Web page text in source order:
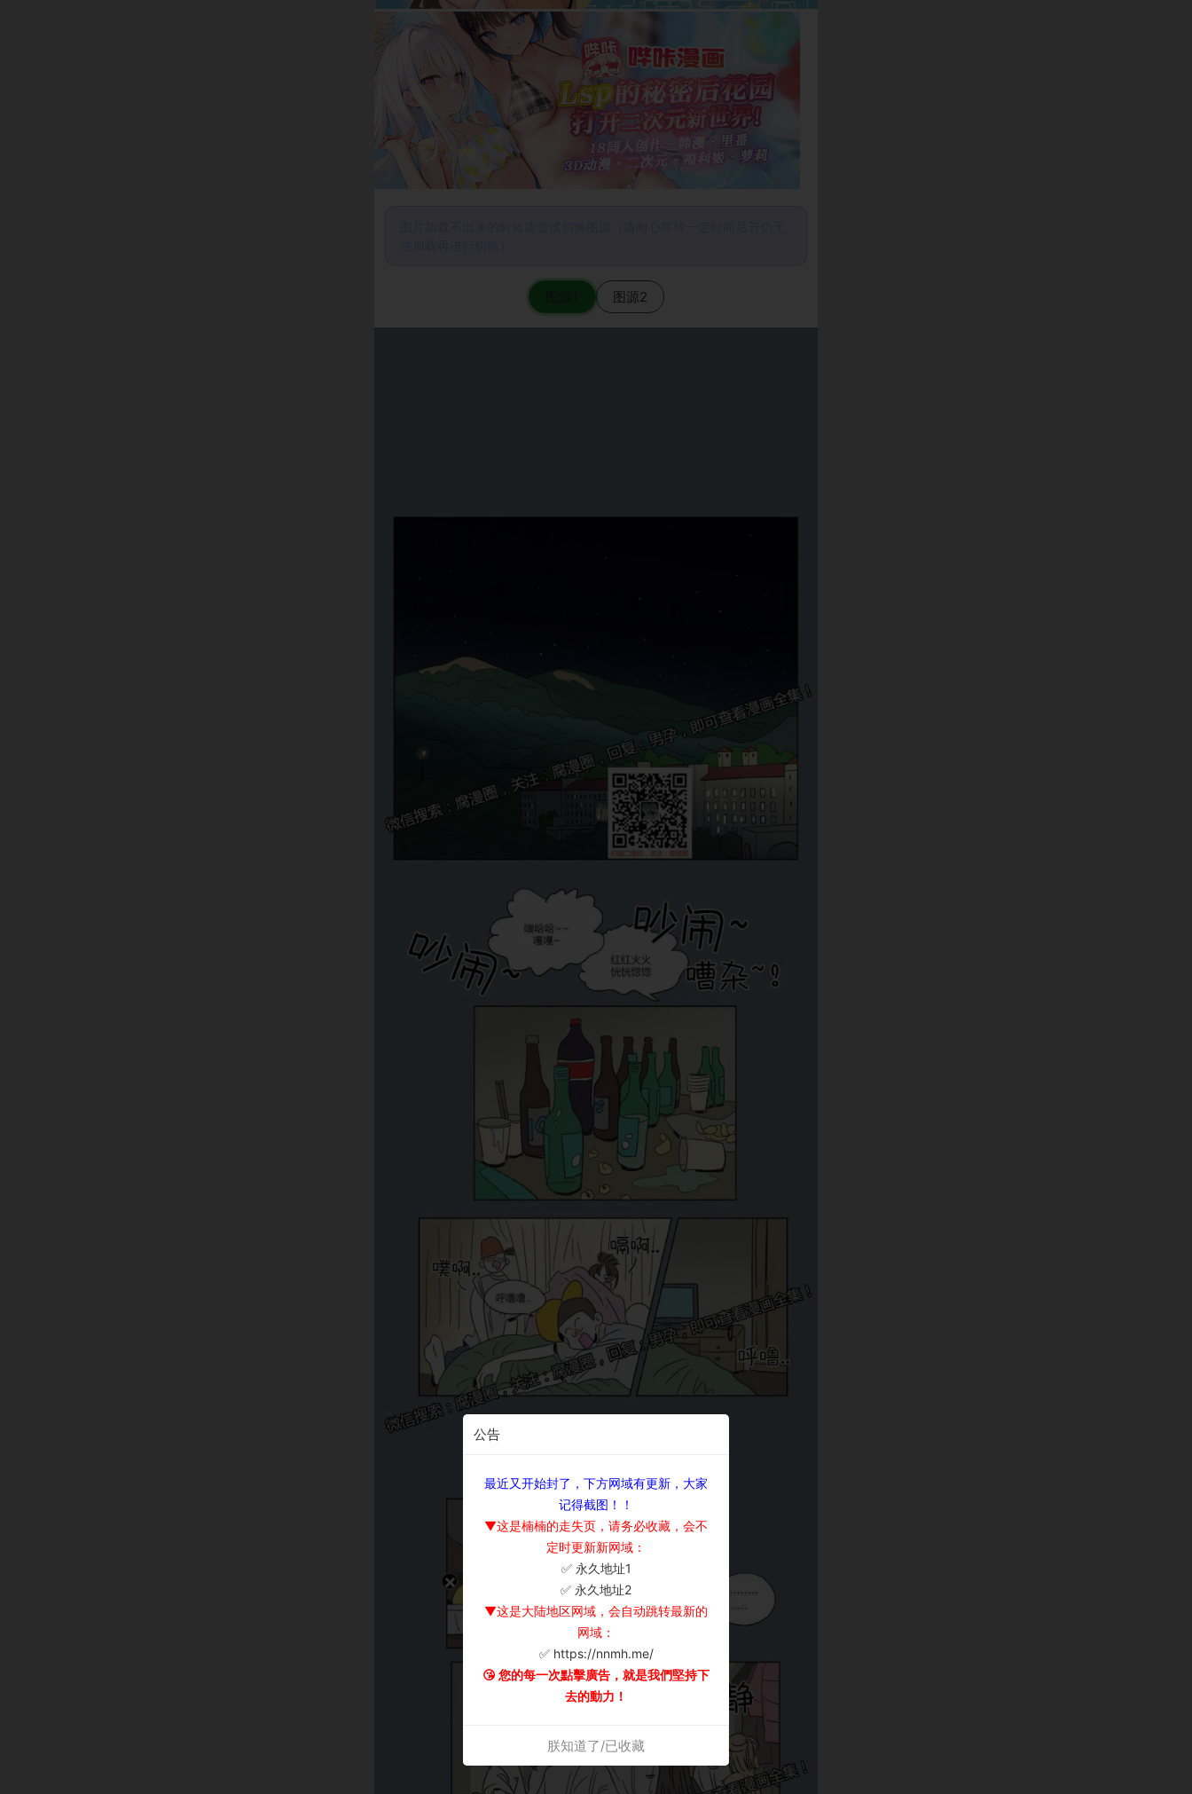
图源2
公告
最近又开始封了，下方网域有更新，大家
记得截图！！
▼这是楠楠的走失页，请务必收藏，会不
定时更新新网域：
✅ 永久地址1
✅ 永久地址2
▼这是大陆地区网域，会自动跳转最新的
网域：
✅ https://nnmh.me/
😘 您的每一次點擊廣告，就是我們堅持下
去的動力！
朕知道了/已收藏
×